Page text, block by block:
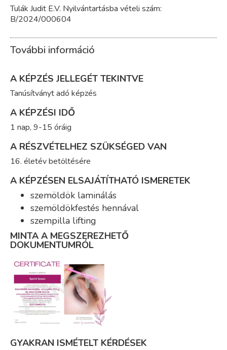
Tulák Judit E.V. Nyilvántartásba vételi szám:
B/2024/000604
További információ
A KÉPZÉS JELLEGÉT TEKINTVE
Tanúsítványt adó képzés
A KÉPZÉSI IDŐ
1 nap, 9-15 óráig
A RÉSZVÉTELHEZ SZÜKSÉGED VAN
16. életév betöltésére
A KÉPZÉSEN ELSAJÁTÍTHATÓ ISMERETEK
szemöldök laminálás
szemöldökfestés hennával
szempilla lifting
MINTA A MEGSZEREZHETŐ
DOKUMENTUMRÓL
GYAKRAN ISMÉTELT KÉRDÉSEK